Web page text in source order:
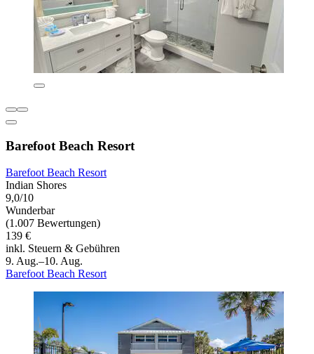
Barefoot Beach Resort
Barefoot Beach Resort
Indian Shores
9,0/10
Wunderbar
(1.007 Bewertungen)
139 €
inkl. Steuern & Gebühren
9. Aug.–10. Aug.
Barefoot Beach Resort